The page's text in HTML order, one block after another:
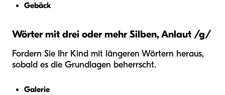
Gebäck
Wörter mit drei oder mehr Silben, Anlaut /g/
Fordern Sie Ihr Kind mit längeren Wörtern heraus,
sobald es die Grundlagen beherrscht.
Galerie